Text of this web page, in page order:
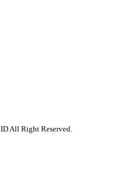
All Right Reserved.